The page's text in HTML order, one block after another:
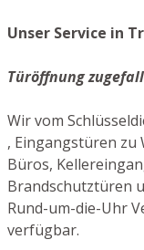
Unser Service in
Türöffnung
Wir vom
, Eingangstüren zu
Büros,
Brandschutztüren
Rund-um-die-Uhr
verfügbar.